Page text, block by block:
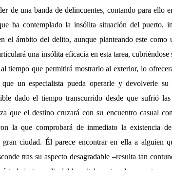
de una banda de delincuentes, contando para ello
ha contemplado la insólita situación del puerto,
el ámbito del delito, aunque planteando este
una insólita eficacia en esta tarea,
tiempo que permitirá mostrarlo al exterior, lo
que un especialista pueda operarle y devolverle
dado el tiempo transcurrido desde que sufrió
que el destino cruzará con su encuentro casual
la que comprobará de inmediato la existencia
gran ciudad. Él parece encontrar en ella a alguien
tras su aspecto desagradable –resulta tan